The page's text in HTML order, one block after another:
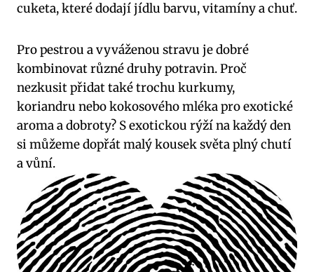
cuketa, které dodají jídlu barvu, ⁢vitamíny⁤ a chuť.
Pro⁣ pestrou ‌a‍ vyváženou stravu je⁤ dobré
kombinovat ⁤různé⁤ druhy⁣ potravin.⁣ Proč
‍nezkusit přidat ⁤také ‍trochu kurkumy,
koriandru‍ nebo kokosového mléka‍ pro exotické‍
aroma ‌a dobroty?​ S ‌exotickou ‍rýží na ⁢každý den
si⁢ můžeme ⁤dopřát‍ malý kousek ⁤světa plný chutí
a vůní.